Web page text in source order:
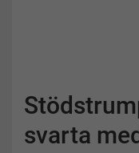
svarta